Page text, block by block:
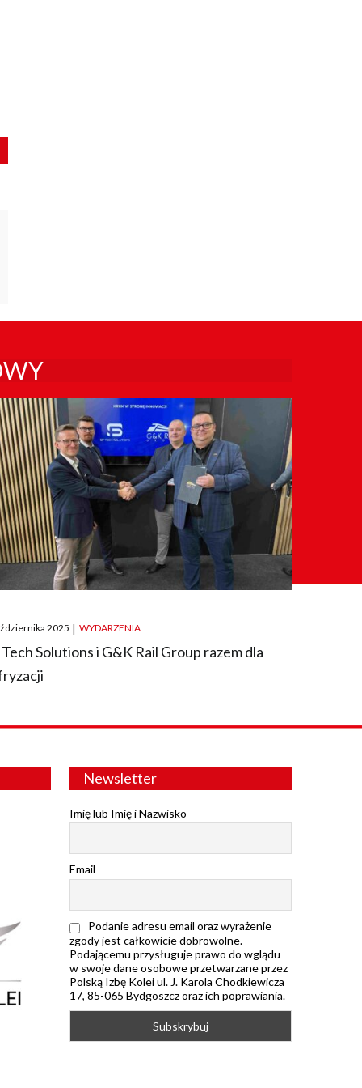
2025 | WYDARZENIA
Tech Solutions i G&K Rail Group razem dla
Newsletter
Imię lub Imię i Nazwisko
Email
Podanie adresu email oraz wyrażenie
zgody jest całkowicie dobrowolne.
Podającemu przysługuje prawo do wglądu
w swoje dane osobowe przetwarzane przez
Polską Izbę Kolei ul. J. Karola Chodkiewicza
17, 85-065 Bydgoszcz oraz ich poprawiania.